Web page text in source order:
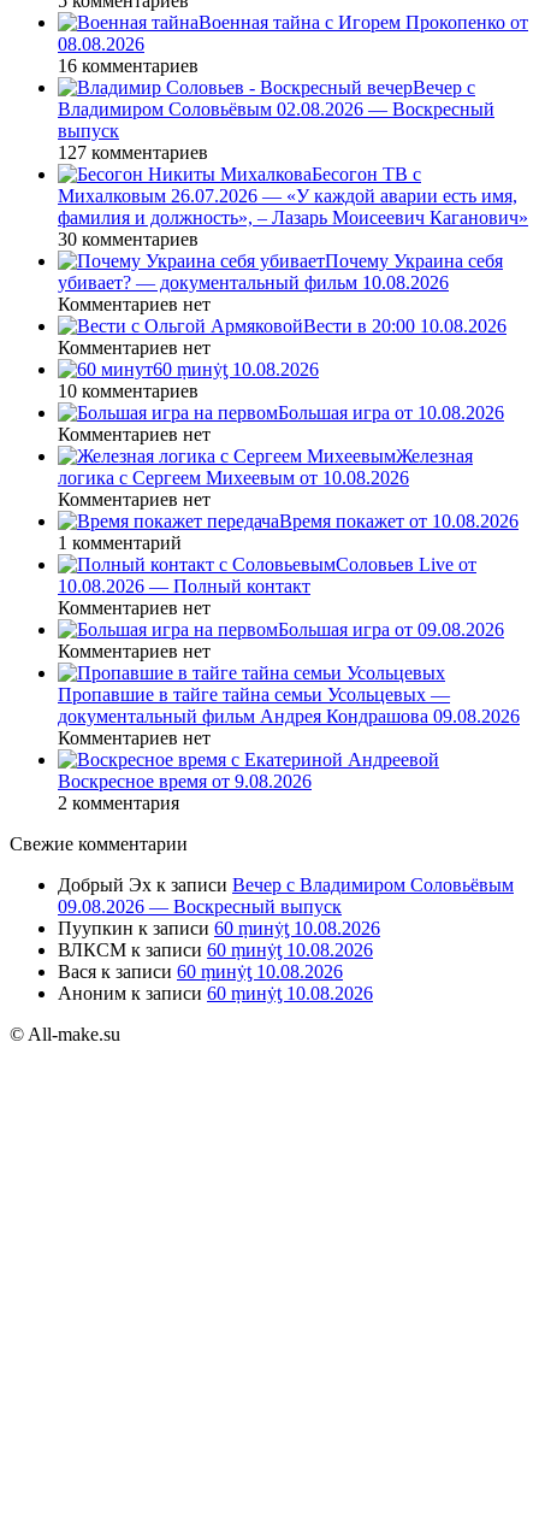
Военная тайна с Игорем Прокопенко от
08.08.2026
16 комментариев
Вечер с
Владимиром Соловьёвым 02.08.2026 — Воскресный
выпуск
127 комментариев
Бесогон ТВ с
Михалковым 26.07.2026 — «У каждой аварии есть имя,
фамилия и должность», – Лазарь Моисеевич Каганович»
30 комментариев
Почему Украина себя
убивает? — документальный фильм 10.08.2026
Комментариев нет
Вести в 20:00 10.08.2026
Комментариев нет
60 ṃинẏƫ 10.08.2026
10 комментариев
Большая игра от 10.08.2026
Комментариев нет
Железная
логика с Сергеем Михеевым от 10.08.2026
Комментариев нет
Время покажет от 10.08.2026
1 комментарий
Соловьев Live от
10.08.2026 — Полный контакт
Комментариев нет
Большая игра от 09.08.2026
Комментариев нет
Пропавшие в тайге тайна семьи Усольцевых —
документальный фильм Андрея Кондрашова 09.08.2026
Комментариев нет
Воскресное время от 9.08.2026
2 комментария
Свежие комментарии
Добрый Эх к записи Вечер с Владимиром Соловьёвым
09.08.2026 — Воскресный выпуск
Пуупкин к записи 60 ṃинẏƫ 10.08.2026
ВЛКСМ к записи 60 ṃинẏƫ 10.08.2026
Вася к записи 60 ṃинẏƫ 10.08.2026
Аноним к записи 60 ṃинẏƫ 10.08.2026
© All-make.su